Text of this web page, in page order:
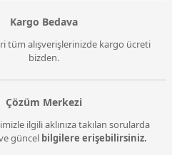
Kargo Bedava
tüm alışverişlerinizde kargo ücreti
bizden.
Çözüm Merkezi
ilgili aklınıza takılan sorularda
güncel bilgilere erişebilirsiniz.